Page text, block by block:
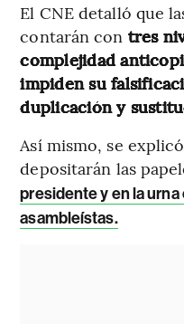
El CNE detalló que
contarán con tres
complejidad
impiden su
duplicación y
Así mismo, se
depositarán las
presidente y en la
asambleístas.